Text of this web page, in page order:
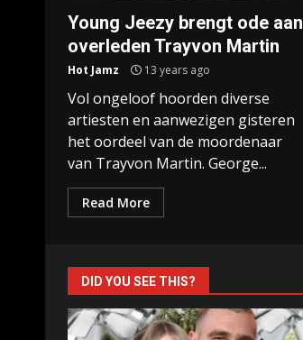
Young Jeezy brengt ode aan
overleden Trayvon Martin
Hot Jamz 13 years ago
Vol ongeloof hoorden diverse
artiesten en aanwezigen gisteren
het oordeel van de moordenaar
van Trayvon Martin. George...
Read More
DID YOU SEE THIS?